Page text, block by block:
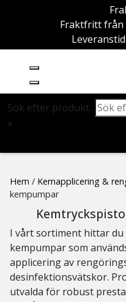
Fraktfritt från
Sök efter produkt...
×
Hem / Kemapplicering &
kempumpar
I vårt sortiment hittar
kempumpar som
applicering av
desinfektionsvätskor.
utvalda för robust